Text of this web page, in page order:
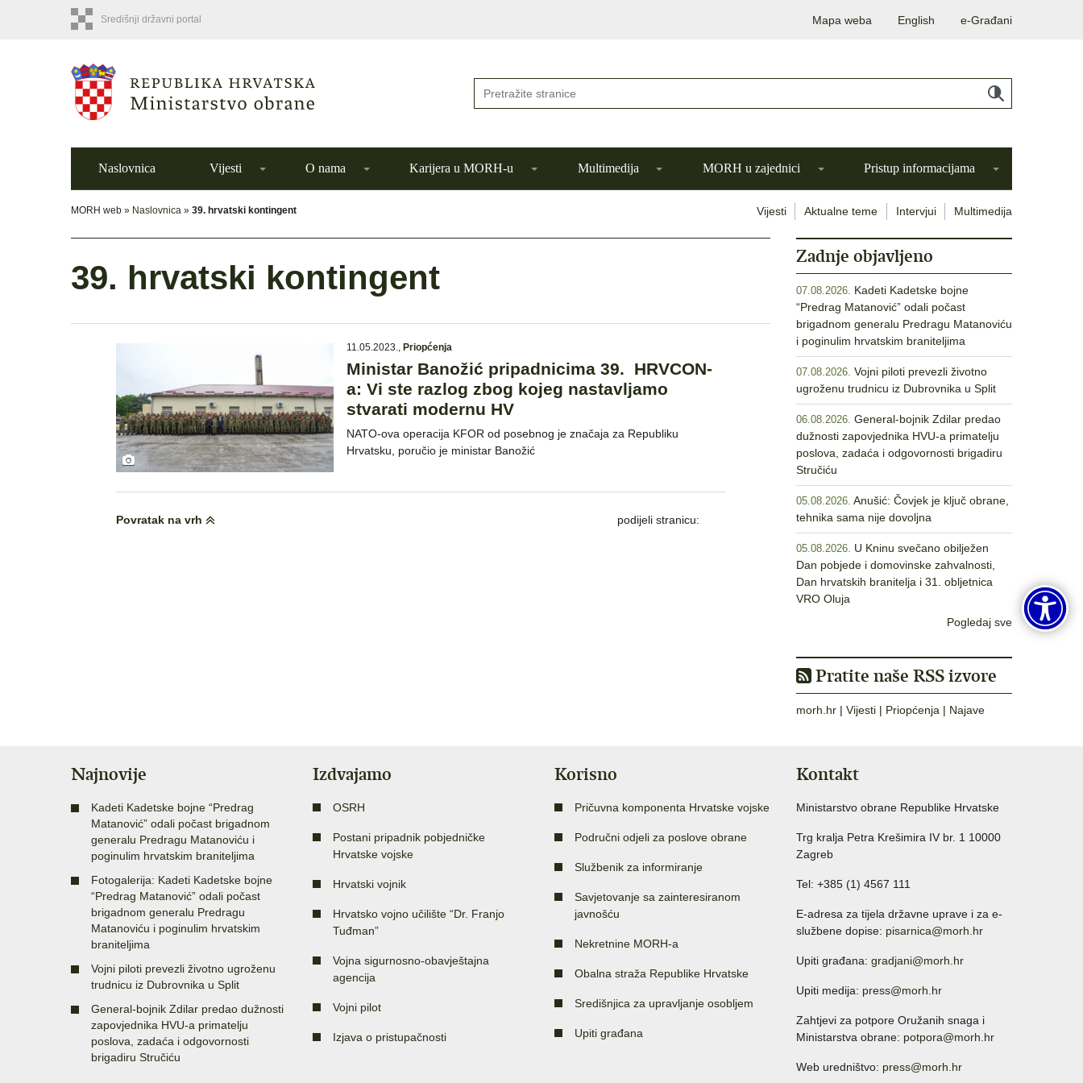
Središnji državni portal Mapa weba English e-Građani
Naslovnica Vijesti O nama Karijera u MORH-u Multimedija MORH u zajednici Pristup informacijama
MORH web » Naslovnica » 39. hrvatski kontingent Vijesti Aktualne teme Intervjui Multimedija
39. hrvatski kontingent
11.05.2023., Priopćenja
Ministar Banožić pripadnicima 39. HRVCON-
a: Vi ste razlog zbog kojeg nastavljamo
stvarati modernu HV
NATO-ova operacija KFOR od posebnog je značaja za Republiku
Hrvatsku, poručio je ministar Banožić
Povratak na vrh podijeli stranicu:
Zadnje objavljeno
07.08.2026. Kadeti Kadetske bojne
“Predrag Matanović” odali počast
brigadnom generalu Predragu Matanoviću
i poginulim hrvatskim braniteljima
07.08.2026. Vojni piloti prevezli životno
ugroženu trudnicu iz Dubrovnika u Split
06.08.2026. General-bojnik Zdilar predao
dužnosti zapovjednika HVU-a primatelju
poslova, zadaća i odgovornosti brigadiru
Stručiću
05.08.2026. Anušić: Čovjek je ključ obrane,
tehnika sama nije dovoljna
05.08.2026. U Kninu svečano obilježen
Dan pobjede i domovinske zahvalnosti,
Dan hrvatskih branitelja i 31. obljetnica
VRO Oluja
Pogledaj sve
Pratite naše RSS izvore
morh.hr | Vijesti | Priopćenja | Najave
Najnovije
Kadeti Kadetske bojne “Predrag
Matanović” odali počast brigadnom
generalu Predragu Matanoviću i
poginulim hrvatskim braniteljima
Fotogalerija: Kadeti Kadetske bojne
“Predrag Matanović” odali počast
brigadnom generalu Predragu
Matanoviću i poginulim hrvatskim
braniteljima
Vojni piloti prevezli životno ugroženu
trudnicu iz Dubrovnika u Split
General-bojnik Zdilar predao dužnosti
zapovjednika HVU-a primatelju
poslova, zadaća i odgovornosti
brigadiru Stručiću
Izdvajamo
OSRH
Postani pripadnik pobjedničke
Hrvatske vojske
Hrvatski vojnik
Hrvatsko vojno učilište “Dr. Franjo
Tuđman”
Vojna sigurnosno-obavještajna
agencija
Vojni pilot
Izjava o pristupačnosti
Korisno
Pričuvna komponenta Hrvatske vojske
Područni odjeli za poslove obrane
Službenik za informiranje
Savjetovanje sa zainteresiranom
javnošću
Nekretnine MORH-a
Obalna straža Republike Hrvatske
Središnjica za upravljanje osobljem
Upiti građana
Kontakt
Ministarstvo obrane Republike Hrvatske
Trg kralja Petra Krešimira IV br. 1 10000
Zagreb
Tel: +385 (1) 4567 111
E-adresa za tijela državne uprave i za e-
službene dopise: pisarnica@morh.hr
Upiti građana: gradjani@morh.hr
Upiti medija: press@morh.hr
Zahtjevi za potpore Oružanih snaga i
Ministarstva obrane: potpora@morh.hr
Web uredništvo: press@morh.hr